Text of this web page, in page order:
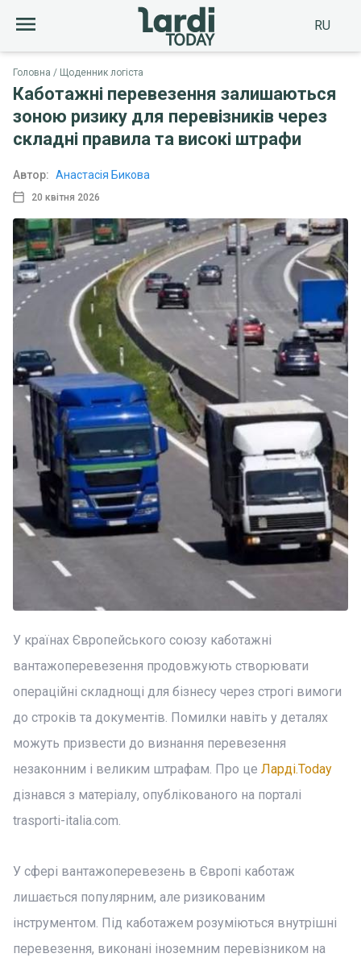
RU
Головна Щоденник логіста
Каботажні перевезення залишаються
зоною ризику для перевізників через
складні правила та високі штрафи
20 квітня 2026
Автор: Анастасія Бикова
У країнах Європейського союзу каботажні
вантажоперевезення продовжують створювати
операційні складнощі для бізнесу через строгі вимоги
до строків та документів. Помилки навіть у деталях
можуть призвести до визнання перевезення
незаконним і великим штрафам. Про це Ларді.Today
дізнався з матеріалу, опублікованого на порталі
trasporti-italia.com.
У сфері вантажоперевезень в Європі каботаж
лишається популярним, але ризикованим
інструментом. Під каботажем розуміються внутрішні
перевезення, виконані іноземним перевізником на